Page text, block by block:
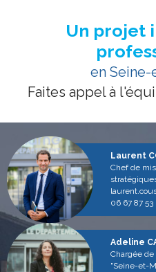
Un projet
en Seine-
Faites appel à
Laurent
Chef de
06 67 87 53
Adeline
Chargée
"Seine-et-